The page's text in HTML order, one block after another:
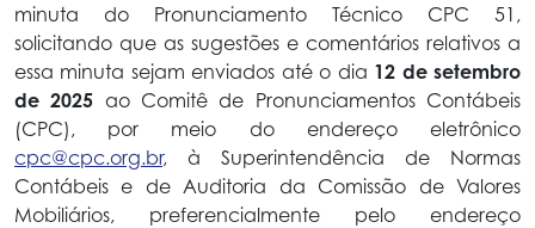
minuta do Pronunciamento Técnico CPC 51,
solicitando que as sugestões e comentários relativos a
essa minuta sejam enviados até o dia 12 de setembro
de 2025 ao Comitê de Pronunciamentos Contábeis
(CPC), por meio do endereço eletrônico
cpc@cpc.org.br, à Superintendência de Normas
Contábeis e de Auditoria da Comissão de Valores
Mobiliários, preferencialmente pelo endereço